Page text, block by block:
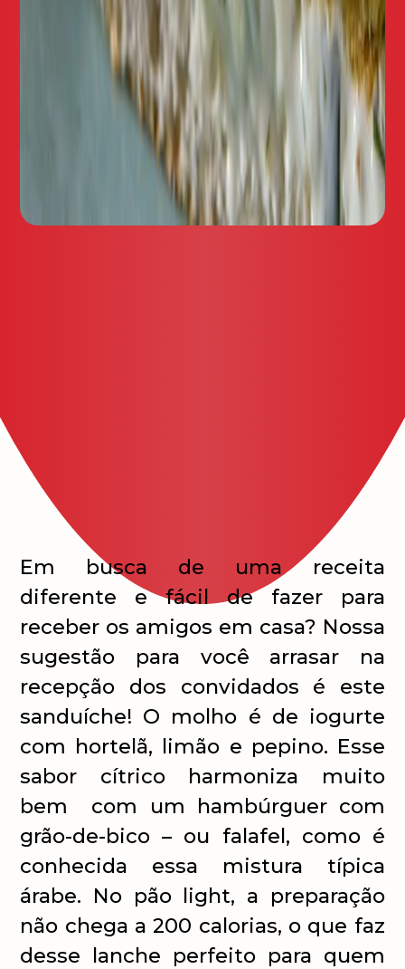
Em busca de uma receita
diferente e fácil de fazer para
receber os amigos em casa? Nossa
sugestão para você arrasar na
recepção dos convidados é este
sanduíche! O molho é de iogurte
com hortelã, limão e pepino. Esse
sabor cítrico harmoniza muito
bem com um hambúrguer com
grão-de-bico – ou falafel, como é
conhecida essa mistura típica
árabe. No pão light, a preparação
não chega a 200 calorias, o que faz
desse lanche perfeito para quem